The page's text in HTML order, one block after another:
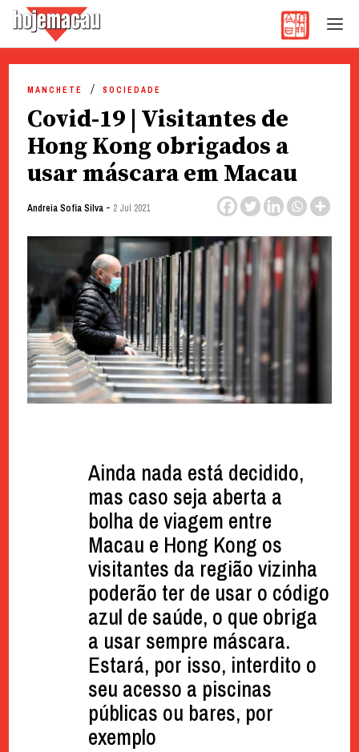
content
MANCHETE SOCIEDADE
Covid-19 | Visitantes de
Hong Kong obrigados a
usar máscara em Macau
Andreia Sofia Silva- 2 Jul 2021
Ainda nada está decidido,
mas caso seja aberta a
bolha de viagem entre
Macau e Hong Kong os
visitantes da região vizinha
poderão ter de usar o código
azul de saúde, o que obriga
a usar sempre máscara.
Estará, por isso, interdito o
seu acesso a piscinas
públicas ou bares, por
exemplo